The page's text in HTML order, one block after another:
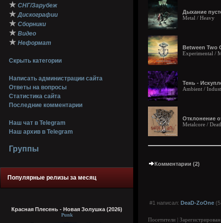
★ СНГ/Зарубеж
★ Дискографии
★ Сборники
★ Видео
★ Неформат
Скрыть категории
Написать администрации сайта
Ответы на вопросы
Статистика сайта
Последние комментарии
Наш чат в Telegram
Наш архив в Telegram
Группы
Популярные релизы за месяц
Красная Плесень - Новая Золушка (2026)
Punk
Дыхание
Metal / Heavy
Between Two
Experimental /
Тень -
Ambient /
Отклонение
Metalcore /
Комментарии (2)
#1 написал: DeaD-ZoOne
Посетители |